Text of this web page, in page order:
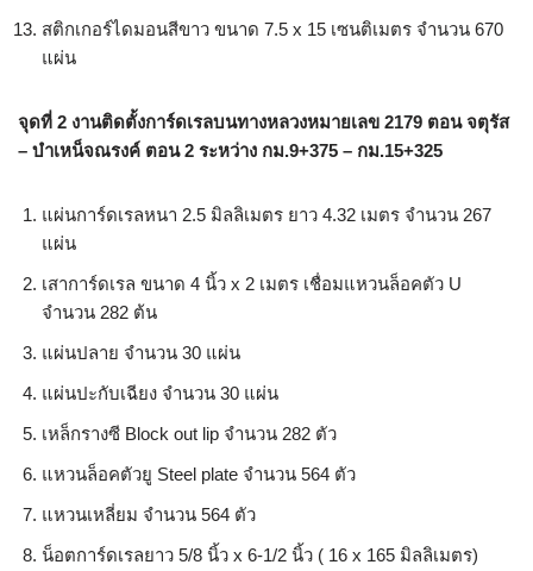
สติกเกอร์ไดมอนสีขาว ขนาด 7.5 x 15 เซนติเมตร จำนวน 670
แผ่น
จุดที่ 2 งานติดตั้งการ์ดเรลบนทางหลวงหมายเลข 2179 ตอน จตุรัส
– บำเหน็จณรงค์ ตอน 2 ระหว่าง กม.9+375 – กม.15+325
แผ่นการ์ดเรลหนา 2.5 มิลลิเมตร ยาว 4.32 เมตร จำนวน 267
แผ่น
เสาการ์ดเรล ขนาด 4 นิ้ว x 2 เมตร เชื่อมแหวนล็อคตัว U
จำนวน 282 ต้น
แผ่นปลาย จำนวน 30 แผ่น
แผ่นปะกับเฉียง จำนวน 30 แผ่น
เหล็กรางซี Block out lip จำนวน 282 ตัว
แหวนล็อคตัวยู Steel plate จำนวน 564 ตัว
แหวนเหลี่ยม จำนวน 564 ตัว
น็อตการ์ดเรลยาว 5/8 นิ้ว x 6-1/2 นิ้ว ( 16 x 165 มิลลิเมตร)